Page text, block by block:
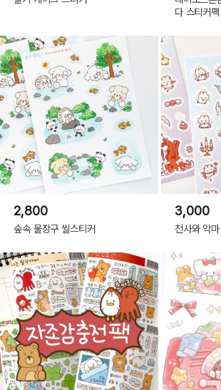
다 스티커팩
2,800
숲속 물장구 씰스티커
3,000
천사와 악